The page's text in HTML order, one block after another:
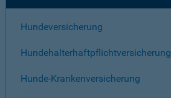
Hundeversicherung
Hundehalterhaftpflichtversicherung
Hunde-Krankenversicherung